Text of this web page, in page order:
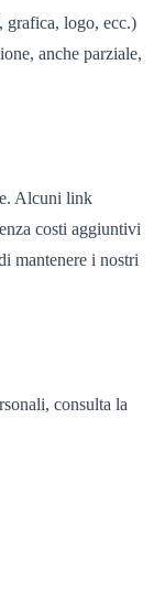
grafica, logo, ecc.)
anche parziale,
Alcuni link
costi aggiuntivi
mantenere i nostri
consulta la